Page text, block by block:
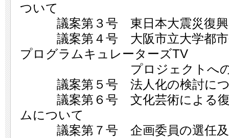
ついて
議案第３号 東日本大震災復興
議案第４号 大阪市立大学都市
プログラムキュレーターズTV
プロジェクトへの協
議案第５号 法人化の検討につ
議案第６号 文化芸術による復
ムについて
議案第７号 企画委員の選任及